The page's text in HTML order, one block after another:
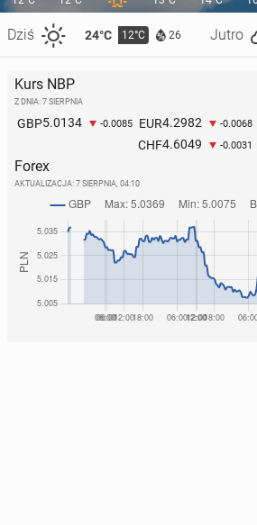
Bry­tyj­ski rząd chce, by YouTube i
newsy nadaw­ców pu­blicz­nych
24 czerwca, 10:00
Dziś 24°C 12°C 26 Jutro
Kurs NBP
Z DNIA: 7 SIERPNIA
GBP5.0134 -0.0085 EUR4.2982 -0.0068
CHF4.6049 -0.0031
Forex
AKTUALIZACJA: 7 SIERPNIA, 04:10